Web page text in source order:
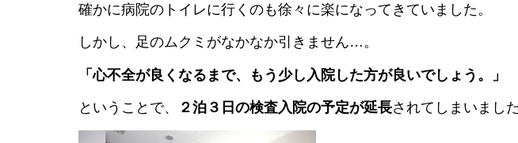
確かに病院のトイレに行くのも徐々に楽になってきていました。
しかし、足のムクミがなかなか引きません…。
「心不全が良くなるまで、もう少し入院した方が良いでしょう。」
ということで、 ２泊３日の検査入院の予定が延長されてしまいました